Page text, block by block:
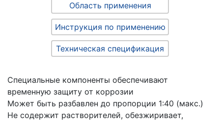
Область применения
Инструкция по применению
Техническая спецификация
Специальные компоненты обеспечивают
временную защиту от коррозии
Может быть разбавлен до пропорции 1:40 (макс.)
Не содержит растворителей, обезжиривает,